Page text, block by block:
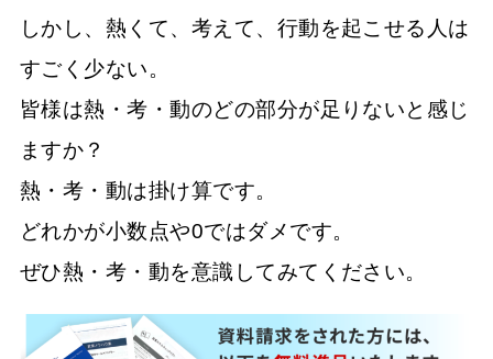
しかし、熱くて、考えて、行動を起こせる人は
すごく少ない。
皆様は熱・考・動のどの部分が足りないと感じ
ますか？
熱・考・動は掛け算です。
どれかが小数点や0ではダメです。
ぜひ熱・考・動を意識してみてください。